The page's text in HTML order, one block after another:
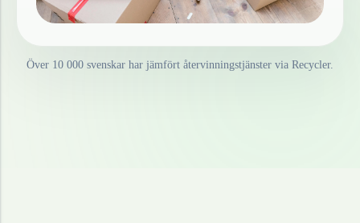
Över 10 000 svenskar har jämfört återvinningstjänster via Recycler.